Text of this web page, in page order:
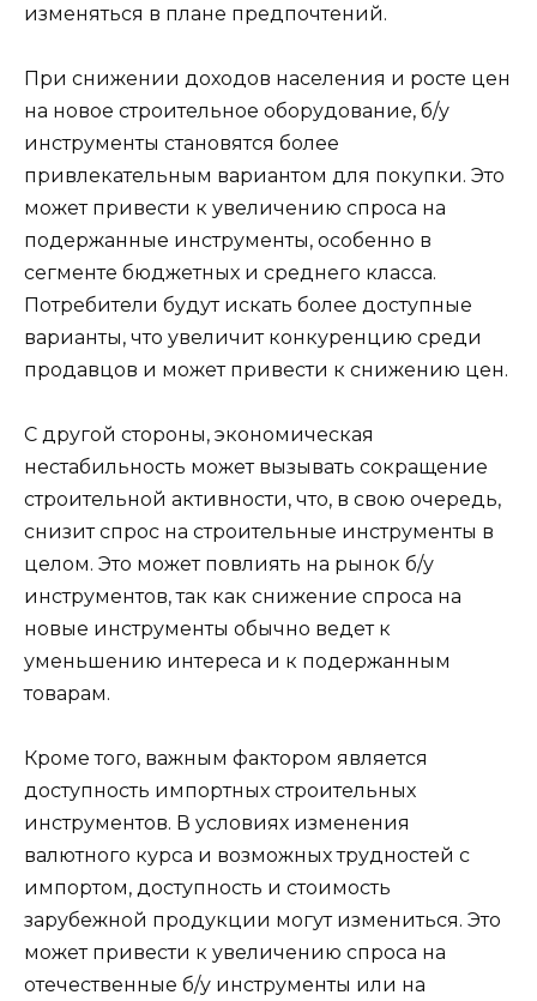
изменяться в плане предпочтений.
При снижении доходов населения и росте цен
на новое строительное оборудование, б/у
инструменты становятся более
привлекательным вариантом для покупки. Это
может привести к увеличению спроса на
подержанные инструменты, особенно в
сегменте бюджетных и среднего класса.
Потребители будут искать более доступные
варианты, что увеличит конкуренцию среди
продавцов и может привести к снижению цен.
С другой стороны, экономическая
нестабильность может вызывать сокращение
строительной активности, что, в свою очередь,
снизит спрос на строительные инструменты в
целом. Это может повлиять на рынок б/у
инструментов, так как снижение спроса на
новые инструменты обычно ведет к
уменьшению интереса и к подержанным
товарам.
Кроме того, важным фактором является
доступность импортных строительных
инструментов. В условиях изменения
валютного курса и возможных трудностей с
импортом, доступность и стоимость
зарубежной продукции могут измениться. Это
может привести к увеличению спроса на
отечественные б/у инструменты или на